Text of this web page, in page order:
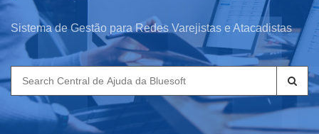
Sistema de Gestão para Redes Varejistas e Atacadistas
Search
for: